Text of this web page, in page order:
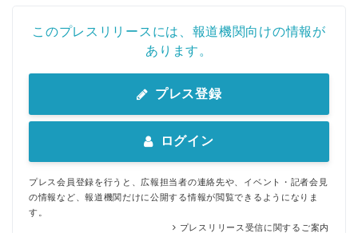
このプレスリリースには、報道機関向けの情報が
あります。
プレス登録
ログイン
プレス会員登録を行うと、広報担当者の連絡先や、イベント・記者会見
の情報など、報道機関だけに公開する情報が閲覧できるようになりま
す。
プレスリリース受信に関するご案内